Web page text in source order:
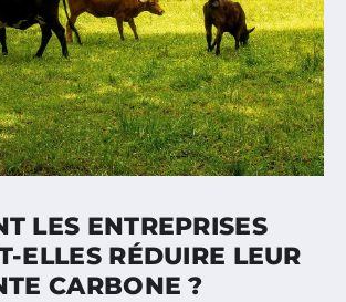
LES ENTREPRISES
ELLES RÉDUIRE LEUR
CARBONE ?